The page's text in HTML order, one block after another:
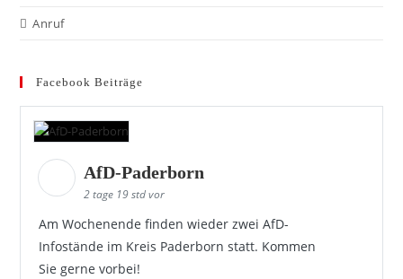
Anruf
Facebook Beiträge
AfD-Paderborn
2 tage 19 std vor
Am Wochenende finden wieder zwei AfD-
Infostände im Kreis Paderborn statt. Kommen
Sie gerne vorbei!